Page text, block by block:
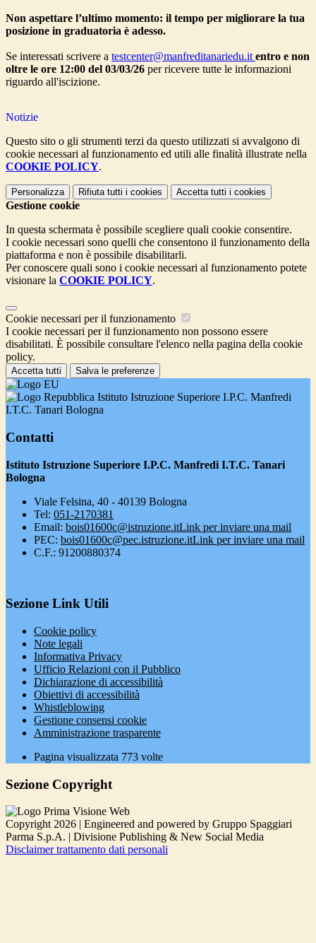
Non aspettare l’ultimo momento: il tempo per migliorare la tua
posizione in graduatoria è adesso.
Se interessati scrivere a testcenter@manfreditanariedu.it entro e non
oltre le ore 12:00 del 03/03/26 per ricevere tutte le informazioni
riguardo all'iscizione.
Notizie
Questo sito o gli strumenti terzi da questo utilizzati si avvalgono di
cookie necessari al funzionamento ed utili alle finalità illustrate nella
COOKIE POLICY.
Personalizza Rifiuta tutti i cookies Accetta tutti i cookies
Gestione cookie
In questa schermata è possibile scegliere quali cookie consentire.
I cookie necessari sono quelli che consentono il funzionamento della
piattaforma e non è possibile disabilitarli.
Per conoscere quali sono i cookie necessari al funzionamento potete
visionare la COOKIE POLICY.
Cookie necessari per il funzionamento
I cookie necessari per il funzionamento non possono essere
disabilitati. È possibile consultare l'elenco nella pagina della cookie
policy.
Accetta tutti Salva le preferenze
Istituto Istruzione Superiore I.P.C. Manfredi
I.T.C. Tanari Bologna
Contatti
Istituto Istruzione Superiore I.P.C. Manfredi I.T.C. Tanari
Bologna
Viale Felsina, 40 - 40139 Bologna
Tel: 051-2170381
Email: bois01600c@istruzione.itLink per inviare una mail
PEC: bois01600c@pec.istruzione.itLink per inviare una mail
C.F.: 91200880374
Sezione Link Utili
Cookie policy
Note legali
Informativa Privacy
Ufficio Relazioni con il Pubblico
Dichiarazione di accessibilità
Obiettivi di accessibilità
Whistleblowing
Gestione consensi cookie
Amministrazione trasparente
Pagina visualizzata 773 volte
Sezione Copyright
Copyright 2026 | Engineered and powered by Gruppo Spaggiari
Parma S.p.A. | Divisione Publishing & New Social Media
Disclaimer trattamento dati personali